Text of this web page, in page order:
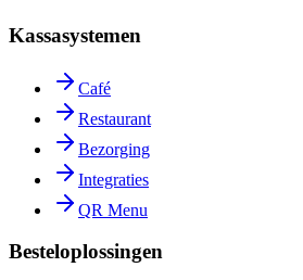
Kassasystemen
Café
Restaurant
Bezorging
Integraties
QR Menu
Besteloplossingen